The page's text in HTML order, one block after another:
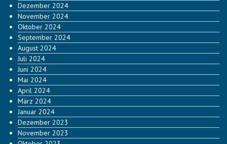
Dezember 2024
November 2024
Oktober 2024
September 2024
August 2024
Juli 2024
Juni 2024
Mai 2024
April 2024
März 2024
Januar 2024
Dezember 2023
November 2023